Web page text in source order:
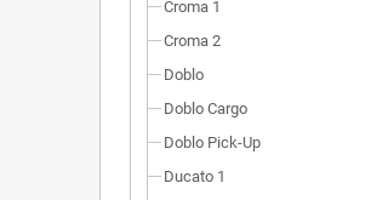
Croma 1
Croma 2
Doblo
Doblo Cargo
Doblo Pick-Up
Ducato 1